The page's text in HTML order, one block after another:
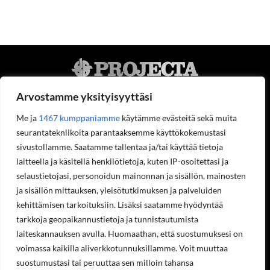
Arvostamme yksityisyyttäsi
Me ja 1467 kumppaniamme käytämme evästeitä sekä muita
seurantatekniikoita parantaaksemme käyttökokemustasi
sivustollamme. Saatamme tallentaa ja/tai käyttää tietoja
laitteella ja käsitellä henkilötietoja, kuten IP-osoitettasi ja
selaustietojasi, personoidun mainonnan ja sisällön, mainosten
ja sisällön mittauksen, yleisötutkimuksen ja palveluiden
kehittämisen tarkoituksiin. Lisäksi saatamme hyödyntää
tarkkoja geopaikannustietoja ja tunnistautumista
laiteskannauksen avulla. Huomaathan, että suostumuksesi on
voimassa kaikilla aliverkkotunnuksillamme. Voit muuttaa
suostumustasi tai peruuttaa sen milloin tahansa
Projecta Oy
Tietoa meistä
Yhteystiedot
Työpaikat
Ympäristöohjelma
Rekisteriseloste
Laskutustiedot
Asiakastilin avaaminen
Tilaukset ja palautukset verkkokaupasta
Valikko